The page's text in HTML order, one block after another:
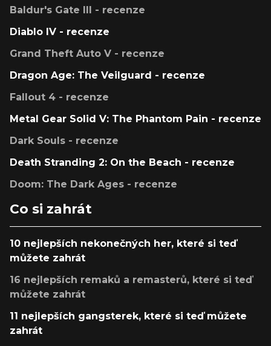
Baldur's Gate III - recenze
Diablo IV - recenze
Grand Theft Auto V - recenze
Dragon Age: The Veilguard - recenze
Fallout 4 - recenze
Metal Gear Solid V: The Phantom Pain - recenze
Dark Souls - recenze
Death Stranding 2: On the Beach - recenze
Doom: The Dark Ages - recenze
Co si zahrát
10 nejlepších nekonečných her, které si teď
můžete zahrát
16 nejlepších remaků a remasterů, které si teď
můžete zahrát
11 nejlepších gangsterek, které si teď můžete
zahrát